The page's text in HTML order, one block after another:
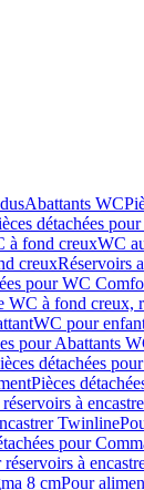
Abattants WC
détachées
à fond creuxWC
creuxRéservoirs
pour WC
WC à fond creux,
WC pour
pour Abattants
détachées
Pièces
à
Twinline
pour
à
8 cmPour